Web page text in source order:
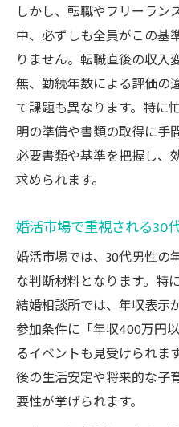
婚活で評価され
説
30代社会人が押
係
安定収入の証明
忙しい社会人に適し
30代男性向け効率
一人参加型イベン
短時間婚活で成
イント
アクセス良好な
へ提案
納得と安心を得るた
30代男性が婚活で
しかし、転職やフリーラン
中、必ずしも全員がこの基
りません。転職直後の収入
無、勤続年数による評価の
て課題も異なります。特に
明の準備や書類の取得に手
必要書類や基準を把握し、
求められます。
婚活市場で重視される30
婚活市場では、30代男性の
な判断材料となります。特
結婚相談所では、年収表示
参加条件に「年収400万円
るイベントも見受けられま
後の生活安定や将来的な子
要性が挙げられます。